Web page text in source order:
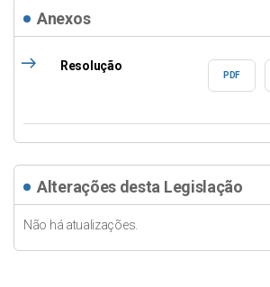
Anexos
east Resolução
PDF
Alterações desta Legislação
Não há atualizações.